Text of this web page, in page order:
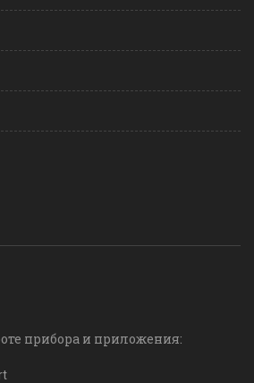
прибора и приложения: